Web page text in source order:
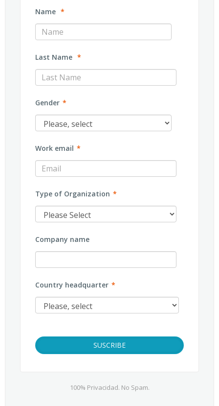
Name *
Last Name *
Gender *
Work email *
Type of Organization *
Company name
Country headquarter *
100% Privacidad. No Spam.